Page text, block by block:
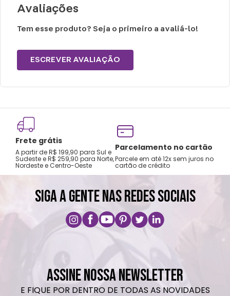
Não alvejar.
Avaliações
Tem esse produto? Seja o primeiro a avaliá-lo!
ESCREVER AVALIAÇÃO
Frete grátis
A partir de R$ 199,90 para Sul e
Sudeste e R$ 259,90 para Norte,
Nordeste e Centro-Oeste
Parcelamento no cartão
Parcele em até 12x sem juros no
cartão de crédito
SIGA A GENTE NAS REDES SOCIAIS
ASSINE NOSSA NEWSLETTER
E FIQUE POR DENTRO DE TODAS AS NOVIDADES